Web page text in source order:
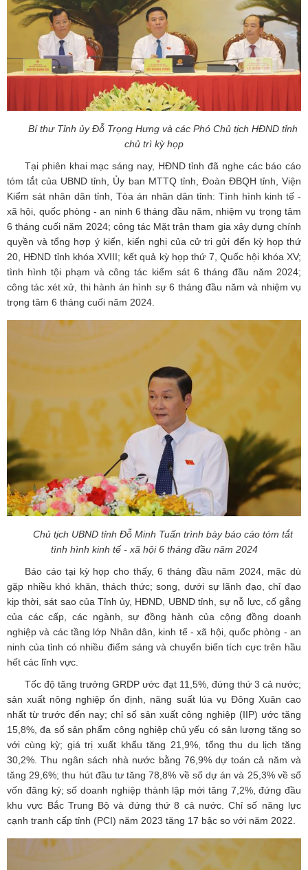
Bí thư Tỉnh ủy Đỗ Trọng Hưng và các Phó Chủ tịch HĐND tỉnh
chủ trì kỳ họp
Tại phiên khai mạc sáng nay, HĐND tỉnh đã nghe các báo cáo
tóm tắt của UBND tỉnh, Ủy ban MTTQ tỉnh, Đoàn ĐBQH tỉnh, Viện
Kiểm sát nhân dân tỉnh, Tòa án nhân dân tỉnh: Tình hình kinh tế -
xã hội, quốc phòng - an ninh 6 tháng đầu năm, nhiệm vụ trọng tâm
6 tháng cuối năm 2024; công tác Mặt trận tham gia xây dựng chính
quyền và tổng hợp ý kiến, kiến nghị của cử tri gửi đến kỳ họp thứ
20, HĐND tỉnh khóa XVIII; kết quả kỳ họp thứ 7, Quốc hội khóa XV;
tình hình tội phạm và công tác kiểm sát 6 tháng đầu năm 2024;
công tác xét xử, thi hành án hình sự 6 tháng đầu năm và nhiệm vụ
trọng tâm 6 tháng cuối năm 2024.
Chủ tịch UBND tỉnh Đỗ Minh Tuấn trình bày báo cáo tóm tắt
tình hình kinh tế - xã hội 6 tháng đầu năm 2024
Báo cáo tại kỳ họp cho thấy, 6 tháng đầu năm 2024, mặc dù
gặp nhiều khó khăn, thách thức; song, dưới sự lãnh đạo, chỉ đạo
kịp thời, sát sao của Tỉnh ủy, HĐND, UBND tỉnh, sự nỗ lực, cố gắng
của các cấp, các ngành, sự đồng hành của cộng đồng doanh
nghiệp và các tầng lớp Nhân dân, kinh tế - xã hội, quốc phòng - an
ninh của tỉnh có nhiều điểm sáng và chuyển biến tích cực trên hầu
hết các lĩnh vực.
Tốc độ tăng trưởng GRDP ước đạt 11,5%, đứng thứ 3 cả nước;
sản xuất nông nghiệp ổn định, năng suất lúa vụ Đông Xuân cao
nhất từ trước đến nay; chỉ số sản xuất công nghiệp (IIP) ước tăng
15,8%, đa số sản phẩm công nghiệp chủ yếu có sản lượng tăng so
với cùng kỳ; giá trị xuất khẩu tăng 21,9%, tổng thu du lịch tăng
30,2%. Thu ngân sách nhà nước bằng 76,9% dự toán cả năm và
tăng 29,6%; thu hút đầu tư tăng 78,8% về số dự án và 25,3% về số
vốn đăng ký; số doanh nghiệp thành lập mới tăng 7,2%, đứng đầu
khu vực Bắc Trung Bộ và đứng thứ 8 cả nước. Chỉ số năng lực
cạnh tranh cấp tỉnh (PCI) năm 2023 tăng 17 bậc so với năm 2022.